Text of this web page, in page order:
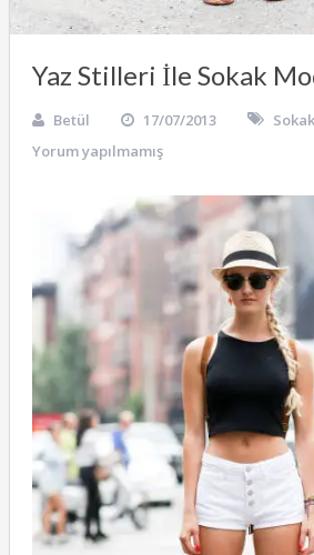
Yaz Stilleri İle Sokak
Betül 17/07/2013
Yorum yapılmamış